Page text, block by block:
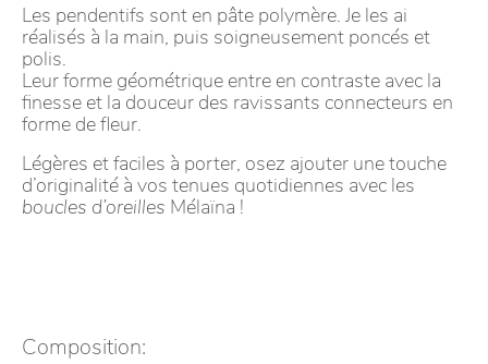
Les pendentifs sont en pâte polymère. Je les ai
réalisés à la main, puis soigneusement poncés et
polis.
Leur forme géométrique entre en contraste avec la
finesse et la douceur des ravissants connecteurs en
forme de fleur.
Légères et faciles à porter, osez ajouter une touche
d’originalité à vos tenues quotidiennes avec les
boucles d’oreilles Mélaïna !
Composition: